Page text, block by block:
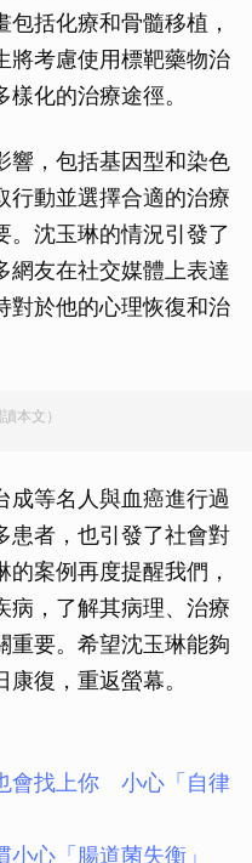
括化療和骨髓移植，
將考慮使用標靶藥物治
化的治療途徑。
響，包括基因型和染色
行動並選擇合適的治療
。沈玉琳的情況引發了
網友在社交媒體上表達
對於他的心理恢復和治
本文）
成等名人與血癌進行過
患者，也引發了社會對
案例再度提醒我們，
病，了解其病理、治療
重要。希望沈玉琳能夠
復，重返螢幕。
會找上你 小心「自律
小心「腸道菌失衡」